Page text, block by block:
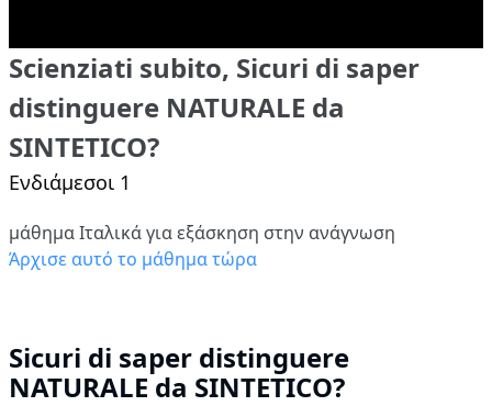
Scienziati subito, Sicuri di saper
distinguere NATURALE da
SINTETICO?
Ενδιάμεσοι 1
μάθημα Ιταλικά για εξάσκηση στην ανάγνωση
Άρχισε αυτό το μάθημα τώρα
Sicuri di saper distinguere
NATURALE da SINTETICO?